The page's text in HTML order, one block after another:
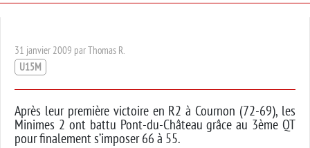
31 janvier 2009 par Thomas R.
U15M
Après leur première victoire en R2 à Cournon (72-69), les
Minimes 2 ont battu Pont-du-Château grâce au 3ème QT
pour finalement s’imposer 66 à 55.